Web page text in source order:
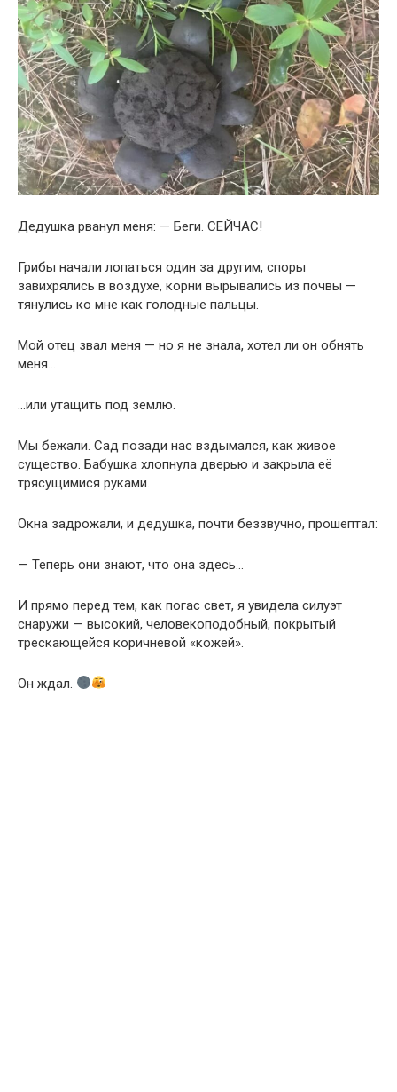
Дедушка рванул меня: — Беги. СЕЙЧАС!
Грибы начали лопаться один за другим, споры
завихрялись в воздухе, корни вырывались из почвы —
тянулись ко мне как голодные пальцы.
Мой отец звал меня — но я не знала, хотел ли он обнять
меня…
…или утащить под землю.
Мы бежали. Сад позади нас вздымался, как живое
существо. Бабушка хлопнула дверью и закрыла её
трясущимися руками.
Окна задрожали, и дедушка, почти беззвучно, прошептал:
— Теперь они знают, что она здесь…
И прямо перед тем, как погас свет, я увидела силуэт
снаружи — высокий, человекоподобный, покрытый
трескающейся коричневой «кожей».
Он ждал.